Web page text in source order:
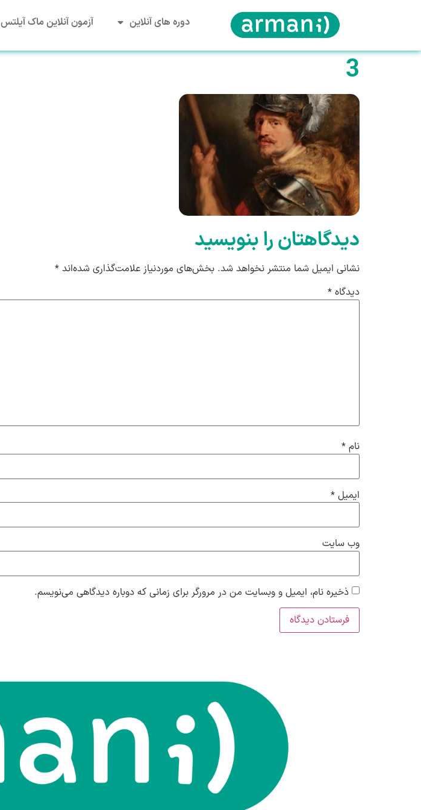
دوره های آنلاین آزمون آنلاین ماک آیلتس
3
دیدگاهتان را بنویسید
نشانی ایمیل شما منتشر نخواهد شد. بخش‌های موردنیاز علامت‌گذاری شده‌اند *
دیدگاه *
نام *
ایمیل *
وب‌ سایت
ذخیره نام، ایمیل و وبسایت من در مرورگر برای زمانی که دوباره دیدگاهی می‌نویسم.